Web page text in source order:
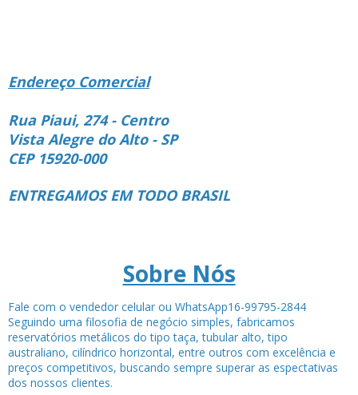
Endereço Comercial
Rua Piaui, 274 - Centro
Vista Alegre do Alto - SP
CEP 15920-000
ENTREGAMOS EM TODO BRASIL
Sobre Nós
Fale com o vendedor celular ou WhatsApp16-99795-2844
Seguindo uma filosofia de negócio simples, fabricamos
reservatórios metálicos do tipo taça, tubular alto, tipo
australiano, cilíndrico horizontal, entre outros com excelência e
preços competitivos, buscando sempre superar as espectativas
dos nossos clientes.